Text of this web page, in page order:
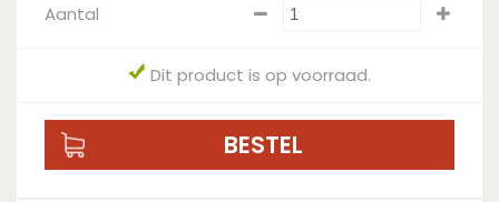
Aantal
Dit product is op voorraad.